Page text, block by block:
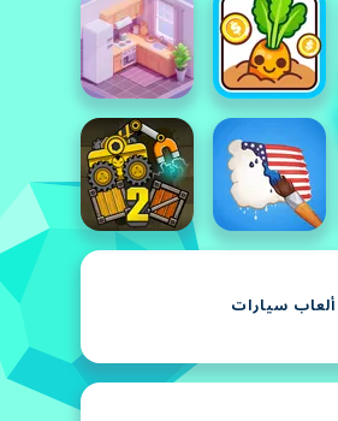
ألعاب سيارات